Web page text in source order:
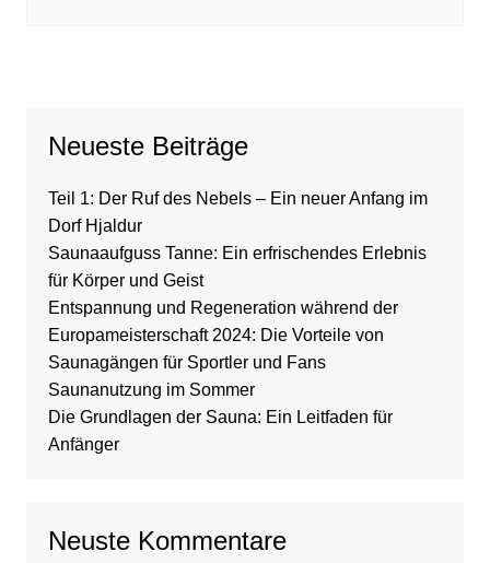
Neueste Beiträge
Teil 1: Der Ruf des Nebels – Ein neuer Anfang im
Dorf Hjaldur
Saunaaufguss Tanne: Ein erfrischendes Erlebnis
für Körper und Geist
Entspannung und Regeneration während der
Europameisterschaft 2024: Die Vorteile von
Saunagängen für Sportler und Fans
Saunanutzung im Sommer
Die Grundlagen der Sauna: Ein Leitfaden für
Anfänger
Neuste Kommentare